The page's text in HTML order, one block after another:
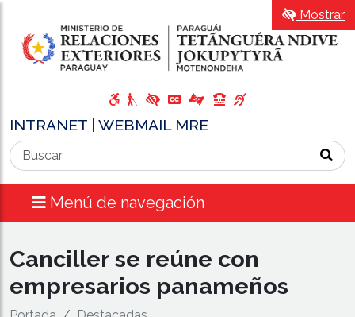
INTRANET WEBMAIL MRE
Menú de navegación
Mostrar
Canciller se reúne con
empresarios panameños